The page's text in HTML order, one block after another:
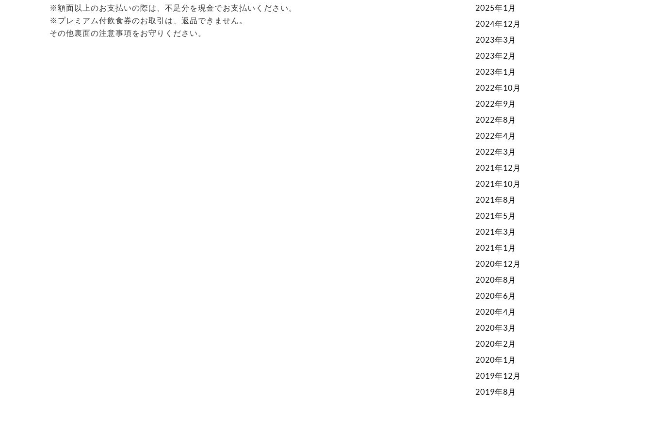
※額面以上のお支払いの際は、不足分を現金でお支払いください。
※プレミアム付飲食券のお取引は、返品できません。
その他裏面の注意事項をお守りください。
2025年1月
2024年12月
2023年3月
2023年2月
2023年1月
2022年10月
2022年9月
2022年8月
2022年4月
2022年3月
2021年12月
2021年10月
2021年8月
2021年5月
2021年3月
2021年1月
2020年12月
2020年8月
2020年6月
2020年4月
2020年3月
2020年2月
2020年1月
2019年12月
2019年8月